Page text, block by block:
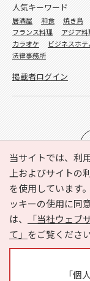
当サイトでは、利
上およびサイトの
を使用しています
ッキーの使用に同
は、
「当社ウェ
て」 をご覧ください
「個
e-NAVITA（イー
利用規約
個
サイトマップ
人気キーワード
居酒屋 和食 焼き鳥
フランス料理
アジア料
カラオケ
ビジネスホテ
法律事務所
掲載者ログイン